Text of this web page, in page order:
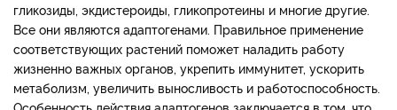
гликозиды, экдистероиды, гликопротеины и многие другие.
Все они являются адаптогенами. Правильное применение
соответствующих растений поможет наладить работу
жизненно важных органов, укрепить иммунитет, ускорить
метаболизм, увеличить выносливость и работоспособность.